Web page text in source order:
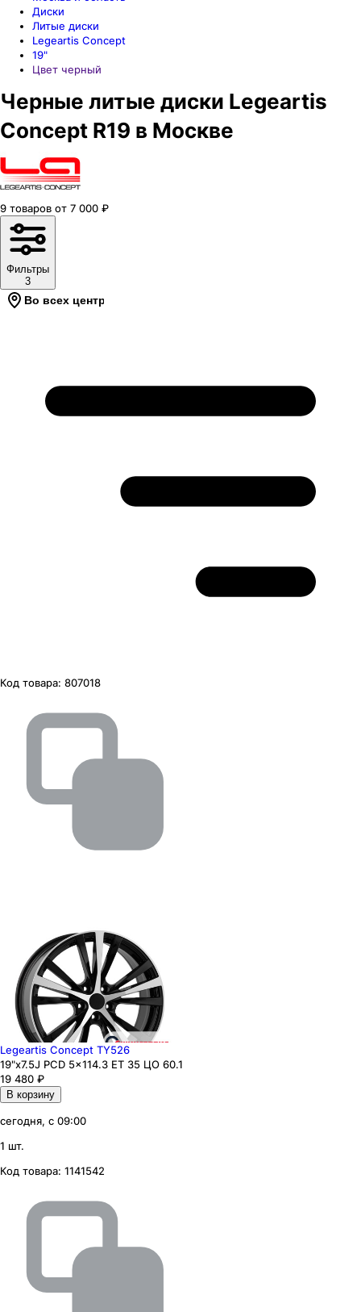
Диски
Литые диски
Legeartis Concept
19"
Цвет черный
Черные литые диски Legeartis
Concept R19 в Москве
9 товаров от 7 000 ₽
Фильтры
3
Во всех центрах
Код товара: 807018
Legeartis Concept TY526
19"x7.5J PCD 5x114.3 ЕТ 35 ЦО 60.1
19 480 ₽
В корзину
сегодня, с 09:00
1 шт.
Код товара: 1141542